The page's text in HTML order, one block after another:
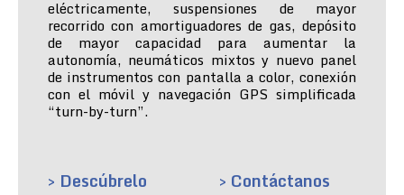
eléctricamente, suspensiones de mayor
recorrido con amortiguadores de gas, depósito
de mayor capacidad para aumentar la
autonomía, neumáticos mixtos y nuevo panel
de instrumentos con pantalla a color, conexión
con el móvil y navegación GPS simplificada
“turn-by-turn”.
> Descúbrelo > Contáctanos